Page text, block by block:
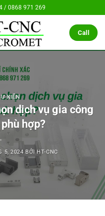
/ 0868 971 269
Call
KIỆN
dịch vụ gia công
hợp?
5, 2024 BỞI HT-CNC